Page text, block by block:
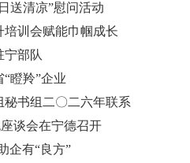
送清凉”慰问活动
培训会赋能巾帼成长
宁部队
“瞪羚”企业
秘书组二〇二六年联系
谈会在宁德召开
企有“良方”